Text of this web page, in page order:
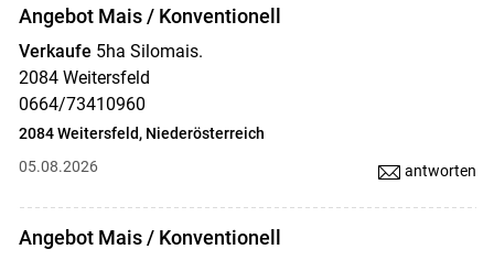
Angebot Mais / Konventionell
Verkaufe 5ha Silomais.
2084 Weitersfeld
0664/73410960
2084 Weitersfeld, Niederösterreich
05.08.2026
antworten
Angebot Mais / Konventionell